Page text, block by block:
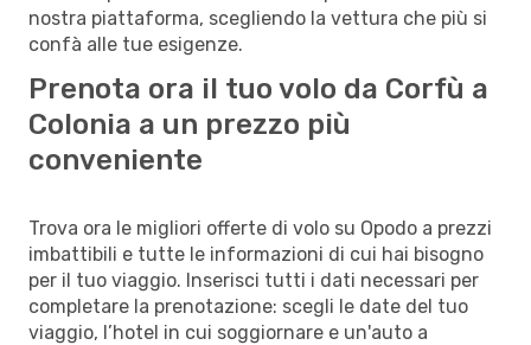
nostra piattaforma, scegliendo la vettura che più si
confà alle tue esigenze.
Prenota ora il tuo volo da Corfù a
Colonia a un prezzo più
conveniente
Trova ora le migliori offerte di volo su Opodo a prezzi
imbattibili e tutte le informazioni di cui hai bisogno
per il tuo viaggio. Inserisci tutti i dati necessari per
completare la prenotazione: scegli le date del tuo
viaggio, l’hotel in cui soggiornare e un'auto a